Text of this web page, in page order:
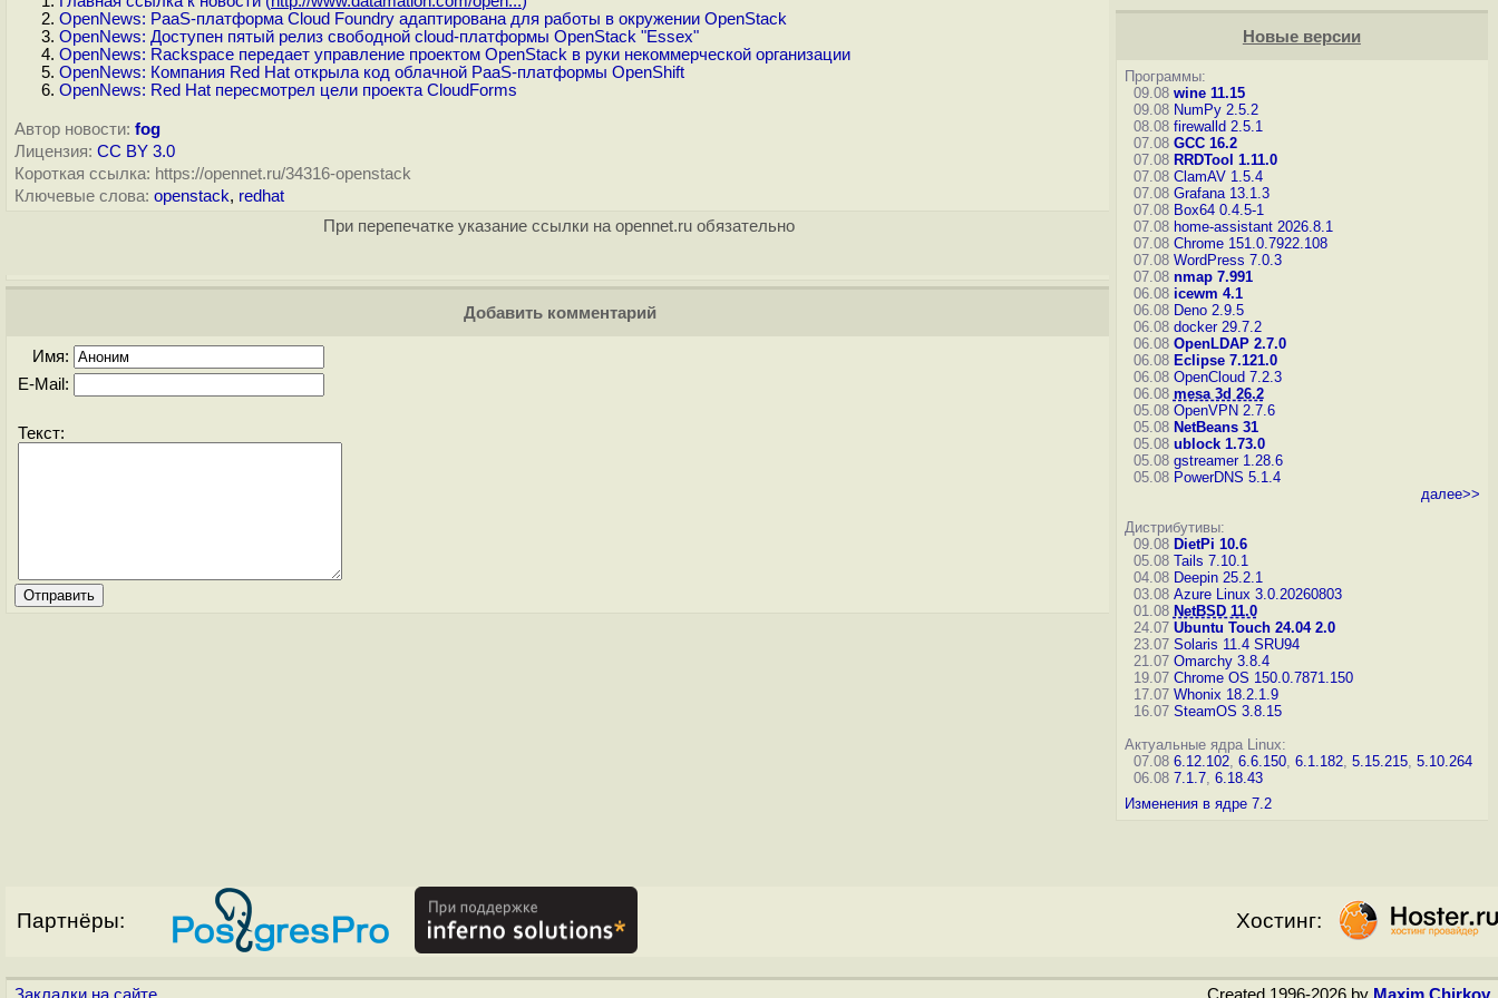
OpenNews: PaaS-платформа Cloud Foundry адаптирована для работы в окружении OpenStack
OpenNews: Доступен пятый релиз свободной cloud-платформы OpenStack "Essex"
OpenNews: Rackspace передает управление проектом OpenStack в руки некоммерческой организации
OpenNews: Компания Red Hat открыла код облачной PaaS-платформы OpenShift
OpenNews: Red Hat пересмотрел цели проекта CloudForms
Автор новости: fog
Лицензия: CC BY 3.0
Короткая ссылка: https://opennet.ru/34316-openstack
Ключевые слова: openstack, redhat
При перепечатке указание ссылки на opennet.ru обязательно
Добавить комментарий
Имя:
E-Mail:
Текст:
Новые версии
Программы:
09.08 wine 11.15
09.08 NumPy 2.5.2
08.08 firewalld 2.5.1
07.08 GCC 16.2
07.08 RRDTool 1.11.0
07.08 ClamAV 1.5.4
07.08 Grafana 13.1.3
07.08 Box64 0.4.5-1
07.08 home-assistant 2026.8.1
07.08 Chrome 151.0.7922.108
07.08 WordPress 7.0.3
07.08 nmap 7.991
06.08 icewm 4.1
06.08 Deno 2.9.5
06.08 docker 29.7.2
06.08 OpenLDAP 2.7.0
06.08 Eclipse 7.121.0
06.08 OpenCloud 7.2.3
06.08 mesa 3d 26.2
05.08 OpenVPN 2.7.6
05.08 NetBeans 31
05.08 ublock 1.73.0
05.08 gstreamer 1.28.6
05.08 PowerDNS 5.1.4
далее>>
Дистрибутивы:
09.08 DietPi 10.6
05.08 Tails 7.10.1
04.08 Deepin 25.2.1
03.08 Azure Linux 3.0.20260803
01.08 NetBSD 11.0
24.07 Ubuntu Touch 24.04 2.0
23.07 Solaris 11.4 SRU94
21.07 Omarchy 3.8.4
19.07 Chrome OS 150.0.7871.150
17.07 Whonix 18.2.1.9
16.07 SteamOS 3.8.15
Актуальные ядра Linux:
07.08 6.12.102, 6.6.150, 6.1.182, 5.15.215, 5.10.264
06.08 7.1.7, 6.18.43
Изменения в ядре 7.2
Партнёры: Хостинг: